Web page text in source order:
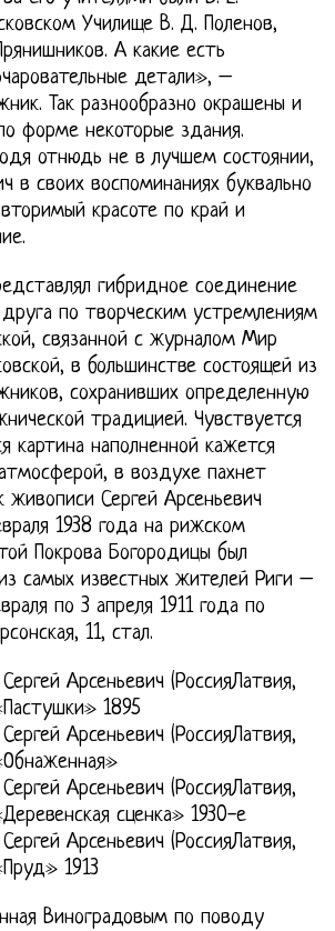
Училище В. Д. Поленов,
А какие есть
детали», –
Так разнообразно окрашены и
форме некоторые здания.
отнюдь не в лучшем состоянии,
в своих воспоминаниях буквально
красоте по край и
гибридное соединение
по творческим устремлениям
связанной с журналом Мир
в большинстве состоящей из
сохранивших определенную
традицией. Чувствуется
картина наполненной кажется
в воздухе пахнет
живописи Сергей Арсеньевич
1938 года на рижском
Покрова Богородицы был
самых известных жителей Риги –
по 3 апреля 1911 года по
11, стал.
Арсеньевич (РоссияЛатвия,
1895
Арсеньевич (РоссияЛатвия,
Арсеньевич (РоссияЛатвия,
сценка» 1930-е
Арсеньевич (РоссияЛатвия,
1913
Виноградовым по поводу